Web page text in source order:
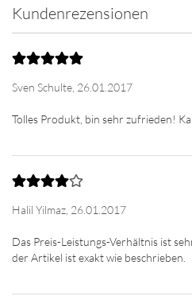
Kundenrezensionen
Sven Schulte, 26.01.2017
Halil Yilmaz, 26.01.2017
Das Preis-Leistungs-Verhältnis ist